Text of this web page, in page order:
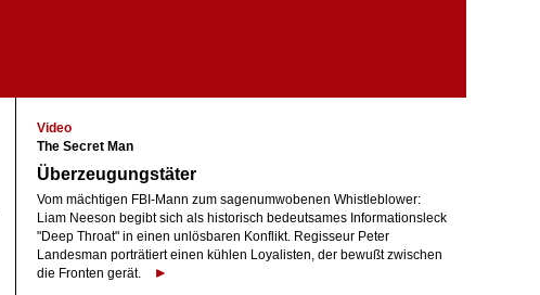
Video
The Secret Man
Überzeugungstäter
Vom mächtigen FBI-Mann zum sagenumwobenen Whistleblower:
Liam Neeson begibt sich als historisch bedeutsames Informationsleck
"Deep Throat" in einen unlösbaren Konflikt. Regisseur Peter
Landesman porträtiert einen kühlen Loyalisten, der bewußt zwischen
die Fronten gerät.